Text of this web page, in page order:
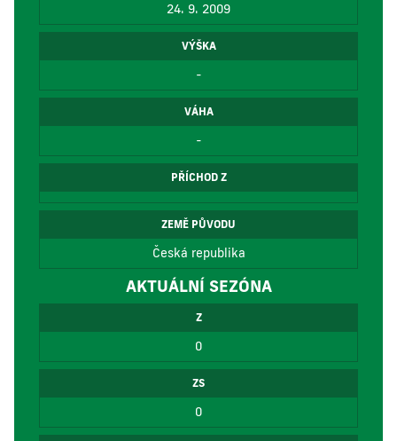
24. 9. 2009
VÝŠKA
-
VÁHA
-
PŘÍCHOD Z
ZEMĚ PŮVODU
Česká republika
AKTUÁLNÍ SEZÓNA
Z
0
ZS
0